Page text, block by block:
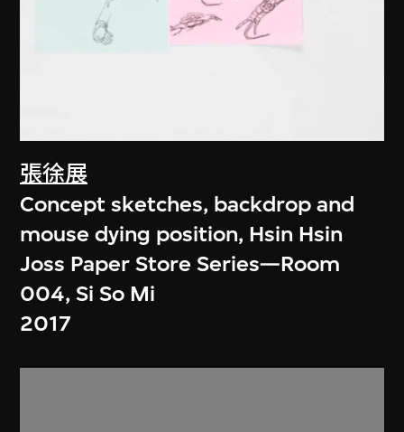
張徐展
Concept sketches, backdrop and
mouse dying position, Hsin Hsin
Joss Paper Store Series—Room
004, Si So Mi
2017